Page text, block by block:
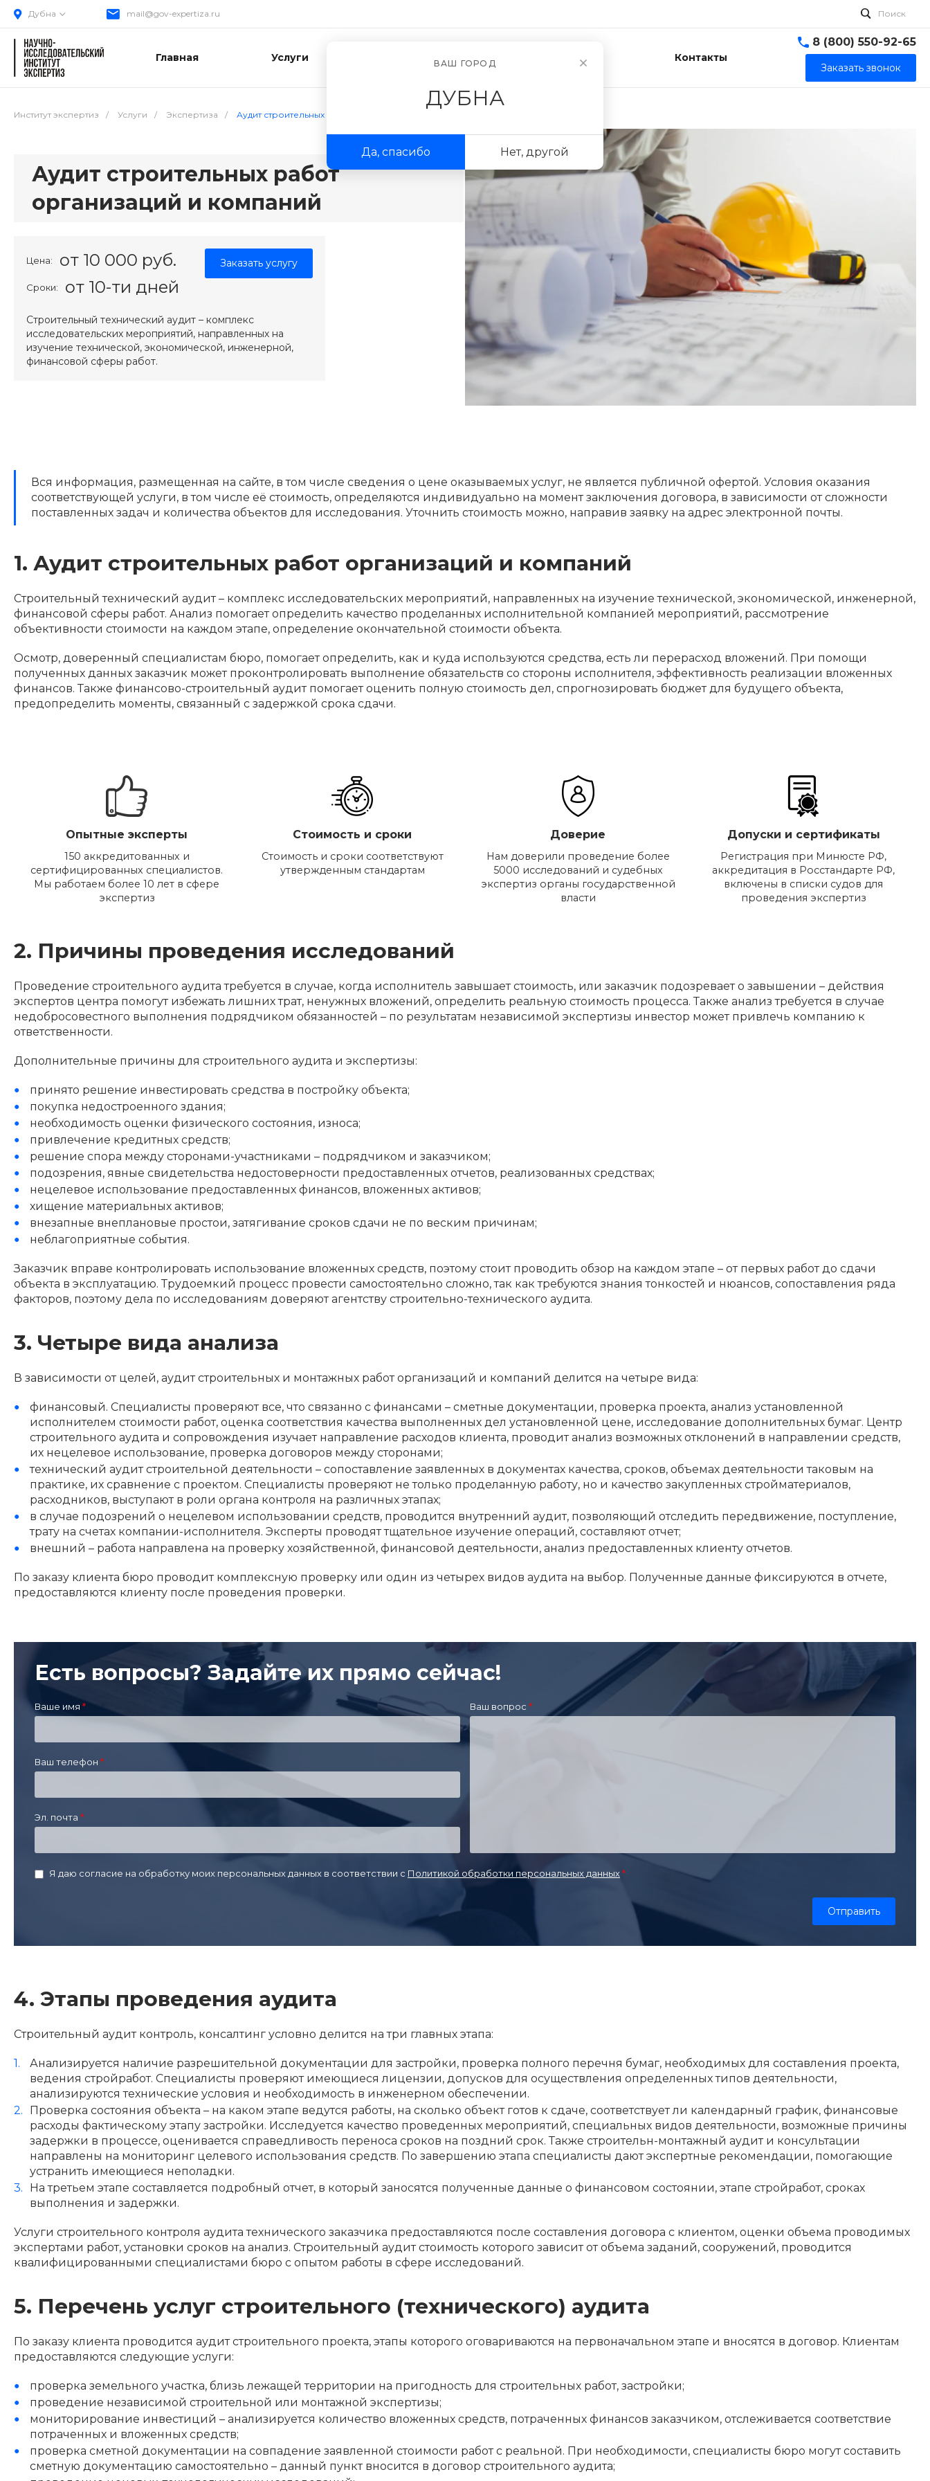
Дубна
ВАШ ГОРОД
ДУБНА
Да, спасибо Нет, другой
mail@gov-expertiza.ru Поиск
Главная Услуги О компании Контакты
8 (800) 550-92-65
Заказать звонок
Институт экспертиз / Услуги / Экспертиза / Аудит строительных работ организаций и компаний
Аудит строительных работ
организаций и компаний
Цена: от 10 000 руб.
Сроки: от 10-ти дней
Заказать услугу
Строительный технический аудит – комплекс
исследовательских мероприятий, направленных на
изучение технической, экономической, инженерной,
финансовой сферы работ.
Вся информация, размещенная на сайте, в том числе сведения о цене оказываемых услуг, не является публичной офертой. Условия оказания
соответствующей услуги, в том числе её стоимость, определяются индивидуально на момент заключения договора, в зависимости от сложности
поставленных задач и количества объектов для исследования. Уточнить стоимость можно, направив заявку на адрес электронной почты.
1. Аудит строительных работ организаций и компаний
Строительный технический аудит – комплекс исследовательских мероприятий, направленных на изучение технической, экономической, инженерной,
финансовой сферы работ. Анализ помогает определить качество проделанных исполнительной компанией мероприятий, рассмотрение
объективности стоимости на каждом этапе, определение окончательной стоимости объекта.
Осмотр, доверенный специалистам бюро, помогает определить, как и куда используются средства, есть ли перерасход вложений. При помощи
полученных данных заказчик может проконтролировать выполнение обязательств со стороны исполнителя, эффективность реализации вложенных
финансов. Также финансово-строительный аудит помогает оценить полную стоимость дел, спрогнозировать бюджет для будущего объекта,
предопределить моменты, связанный с задержкой срока сдачи.
Опытные эксперты
150 аккредитованных и
сертифицированных специалистов.
Мы работаем более 10 лет в сфере
экспертиз
Стоимость и сроки
Стоимость и сроки соответствуют
утвержденным стандартам
Доверие
Нам доверили проведение более
5000 исследований и судебных
экспертиз органы государственной
власти
Допуски и сертификаты
Регистрация при Минюсте РФ,
аккредитация в Росстандарте РФ,
включены в списки судов для
проведения экспертиз
2. Причины проведения исследований
Проведение строительного аудита требуется в случае, когда исполнитель завышает стоимость, или заказчик подозревает о завышении – действия
экспертов центра помогут избежать лишних трат, ненужных вложений, определить реальную стоимость процесса. Также анализ требуется в случае
недобросовестного выполнения подрядчиком обязанностей – по результатам независимой экспертизы инвестор может привлечь компанию к
ответственности.
Дополнительные причины для строительного аудита и экспертизы:
принято решение инвестировать средства в постройку объекта;
покупка недостроенного здания;
необходимость оценки физического состояния, износа;
привлечение кредитных средств;
решение спора между сторонами-участниками – подрядчиком и заказчиком;
подозрения, явные свидетельства недостоверности предоставленных отчетов, реализованных средствах;
нецелевое использование предоставленных финансов, вложенных активов;
хищение материальных активов;
внезапные внеплановые простои, затягивание сроков сдачи не по веским причинам;
неблагоприятные события.
Заказчик вправе контролировать использование вложенных средств, поэтому стоит проводить обзор на каждом этапе – от первых работ до сдачи
объекта в эксплуатацию. Трудоемкий процесс провести самостоятельно сложно, так как требуются знания тонкостей и нюансов, сопоставления ряда
факторов, поэтому дела по исследованиям доверяют агентству строительно-технического аудита.
3. Четыре вида анализа
В зависимости от целей, аудит строительных и монтажных работ организаций и компаний делится на четыре вида:
финансовый. Специалисты проверяют все, что связанно с финансами – сметные документации, проверка проекта, анализ установленной
исполнителем стоимости работ, оценка соответствия качества выполненных дел установленной цене, исследование дополнительных бумаг. Центр
строительного аудита и сопровождения изучает направление расходов клиента, проводит анализ возможных отклонений в направлении средств,
их нецелевое использование, проверка договоров между сторонами;
технический аудит строительной деятельности – сопоставление заявленных в документах качества, сроков, объемах деятельности таковым на
практике, их сравнение с проектом. Специалисты проверяют не только проделанную работу, но и качество закупленных стройматериалов,
расходников, выступают в роли органа контроля на различных этапах;
в случае подозрений о нецелевом использовании средств, проводится внутренний аудит, позволяющий отследить передвижение, поступление,
трату на счетах компании-исполнителя. Эксперты проводят тщательное изучение операций, составляют отчет;
внешний – работа направлена на проверку хозяйственной, финансовой деятельности, анализ предоставленных клиенту отчетов.
По заказу клиента бюро проводит комплексную проверку или один из четырех видов аудита на выбор. Полученные данные фиксируются в отчете,
предоставляются клиенту после проведения проверки.
Есть вопросы? Задайте их прямо сейчас!
Ваше имя Ваш вопрос
Ваш телефон
Эл. почта
Я даю согласие на обработку моих персональных данных в соответствии с Политикой обработки персональных данных
4. Этапы проведения аудита
Строительный аудит контроль, консалтинг условно делится на три главных этапа:
Анализируется наличие разрешительной документации для застройки, проверка полного перечня бумаг, необходимых для составления проекта,
ведения стройработ. Специалисты проверяют имеющиеся лицензии, допусков для осуществления определенных типов деятельности,
анализируются технические условия и необходимость в инженерном обеспечении.
Проверка состояния объекта – на каком этапе ведутся работы, на сколько объект готов к сдаче, соответствует ли календарный график, финансовые
расходы фактическому этапу застройки. Исследуется качество проведенных мероприятий, специальных видов деятельности, возможные причины
задержки в процессе, оценивается справедливость переноса сроков на поздний срок. Также строительн-монтажный аудит и консультации
направлены на мониторинг целевого использования средств. По завершению этапа специалисты дают экспертные рекомендации, помогающие
устранить имеющиеся неполадки.
На третьем этапе составляется подробный отчет, в который заносятся полученные данные о финансовом состоянии, этапе стройработ, сроках
выполнения и задержки.
Услуги строительного контроля аудита технического заказчика предоставляются после составления договора с клиентом, оценки объема проводимых
экспертами работ, установки сроков на анализ. Строительный аудит стоимость которого зависит от объема заданий, сооружений, проводится
квалифицированными специалистами бюро с опытом работы в сфере исследований.
5. Перечень услуг строительного (технического) аудита
По заказу клиента проводится аудит строительного проекта, этапы которого оговариваются на первоначальном этапе и вносятся в договор. Клиентам
предоставляются следующие услуги:
проверка земельного участка, близь лежащей территории на пригодность для строительных работ, застройки;
проведение независимой строительной или монтажной экспертизы;
мониторирование инвестиций – анализируется количество вложенных средств, потраченных финансов заказчиком, отслеживается соответствие
потраченных и вложенных средств;
проверка сметной документации на совпадение заявленной стоимости работ с реальной. При необходимости, специалисты бюро могут составить
сметную документацию самостоятельно – данный пункт вносится в договор строительного аудита;